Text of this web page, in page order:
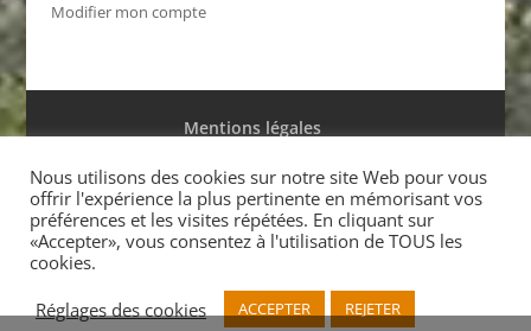
Modifier mon compte
Mentions légales
Conditions générales de ventes
Réalisé par Marc Saffar© l’Antilope 2015 Tél. +33
(0)1 48 07 14 05info@editionsdelantilope.fr
Nous utilisons des cookies sur notre site Web pour vous
offrir l'expérience la plus pertinente en mémorisant vos
préférences et les visites répétées. En cliquant sur
«Accepter», vous consentez à l'utilisation de TOUS les
cookies.
Réglages des cookies
ACCEPTER REJETER